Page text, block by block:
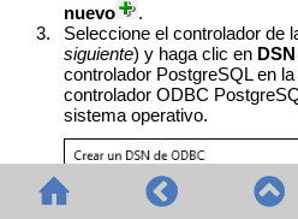
nuevo
.
3.
Seleccione el controlador de
siguiente) y haga clic en
controlador PostgreSQL en
controlador ODBC
sistema operativo.